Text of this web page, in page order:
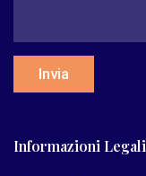
Invia
Informazioni Legali